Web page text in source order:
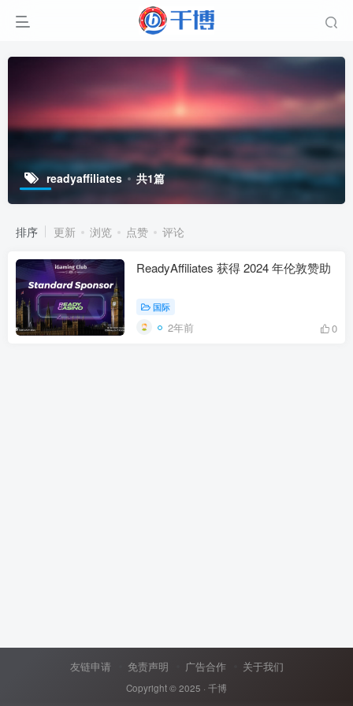
readyaffiliates 共1篇
排序 更新 浏览 点赞 评论
ReadyAffiliates 获得 2024 年伦敦赞助
国际
2年前 0
友链申请 免责声明 广告合作 关于我们
Copyright © 2025 · 千博